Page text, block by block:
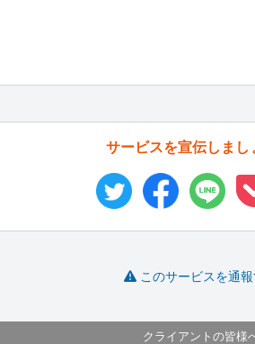
サービスを宣伝しまし
このサービスを通
クライアントの皆様